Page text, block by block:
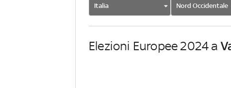
Italia Nord Occidentale
Elezioni Europee 2024 a